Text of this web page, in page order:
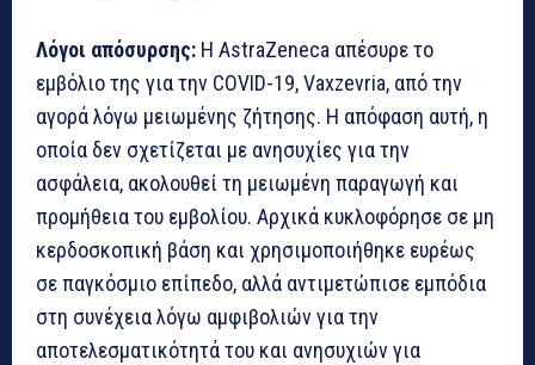
Λόγοι απόσυρσης: Η AstraZeneca απέσυρε το
εμβόλιο της για την COVID-19, Vaxzevria, από την
αγορά λόγω μειωμένης ζήτησης. Η απόφαση αυτή, η
οποία δεν σχετίζεται με ανησυχίες για την
ασφάλεια, ακολουθεί τη μειωμένη παραγωγή και
προμήθεια του εμβολίου. Αρχικά κυκλοφόρησε σε μη
κερδοσκοπική βάση και χρησιμοποιήθηκε ευρέως
σε παγκόσμιο επίπεδο, αλλά αντιμετώπισε εμπόδια
στη συνέχεια λόγω αμφιβολιών για την
αποτελεσματικότητά του και ανησυχιών για